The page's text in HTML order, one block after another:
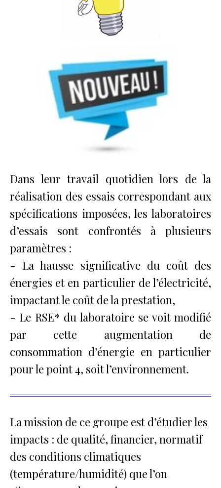
Dans leur travail quotidien lors de la
réalisation des essais correspondant aux
spécifications imposées, les laboratoires
d’essais sont confrontés à plusieurs
paramètres :
- La hausse significative du coût des
énergies et en particulier de l’électricité,
impactant le coût de la prestation,
- Le RSE* du laboratoire se voit modifié
par cette augmentation de
consommation d’énergie en particulier
pour le point 4, soit l’environnement.
La mission de ce groupe est d’étudier les
impacts : de qualité, financier, normatif
des conditions climatiques
(température/humidité) que l’on